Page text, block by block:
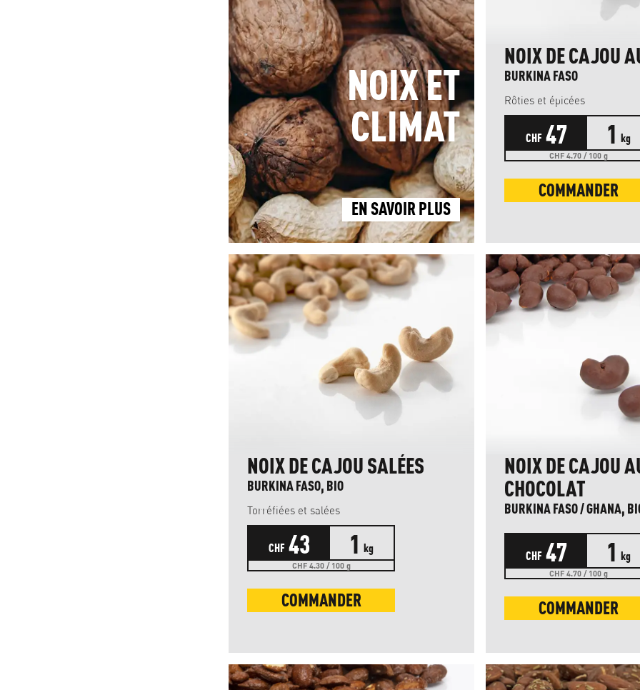
NOIX ET
CLIMAT
EN SAVOIR PLUS
NOIX DE CAJOU
BURKINA FASO
Rôties et épicées
CHF 47 1 kg
CHF 4.70 / 100 g
COMMANDER
NOIX DE CAJOU SALÉES
BURKINA FASO, BIO
Torréfiées et salées
CHF 43 1 kg
CHF 4.30 / 100 g
COMMANDER
NOIX DE CAJOU
CHOCOLAT
BURKINA FASO / GHANA,
CHF 47 1 kg
CHF 4.70 / 100 g
COMMANDER